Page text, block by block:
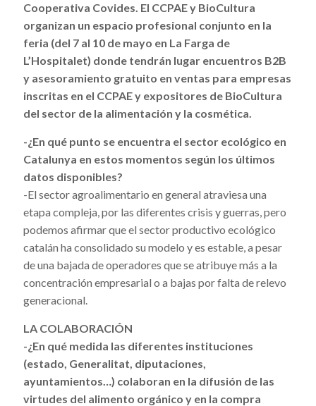
Cooperativa Covides. El CCPAE y BioCultura
organizan un espacio profesional conjunto en la
feria (del 7 al 10 de mayo en La Farga de
L’Hospitalet) donde tendrán lugar encuentros B2B
y asesoramiento gratuito en ventas para empresas
inscritas en el CCPAE y expositores de BioCultura
del sector de la alimentación y la cosmética.
-¿En qué punto se encuentra el sector ecológico en
Catalunya en estos momentos según los últimos
datos disponibles?
-El sector agroalimentario en general atraviesa una
etapa compleja, por las diferentes crisis y guerras, pero
podemos afirmar que el sector productivo ecológico
catalán ha consolidado su modelo y es estable, a pesar
de una bajada de operadores que se atribuye más a la
concentración empresarial o a bajas por falta de relevo
generacional.
LA COLABORACIÓN
-¿En qué medida las diferentes instituciones
(estado, Generalitat, diputaciones,
ayuntamientos…) colaboran en la difusión de las
virtudes del alimento orgánico y en la compra